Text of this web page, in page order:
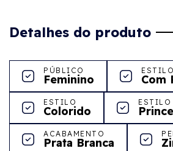
Detalhes do produto
PÚBLICO
Feminino
ESTILO
Com
ESTILO
Colorido
ESTILO
ACABAMENTO
Prata Branca